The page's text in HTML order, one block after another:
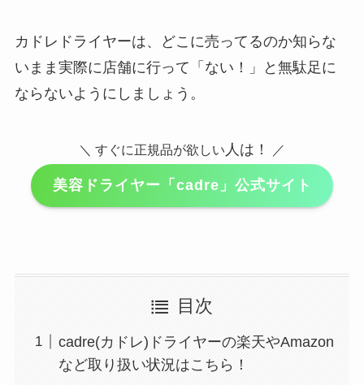
カドレドライヤーは、どこに売ってるのか知らな
いまま実際に店舗に行って「ない！」と無駄足に
ならないようにしましょう。
＼ すぐに正規品が欲しい 人は！ ／
美容ドライヤー「cadre」公式サイト
目次
cadre(カドレ)ドライヤーの楽天やAmazon
など取り扱い状況はこちら！